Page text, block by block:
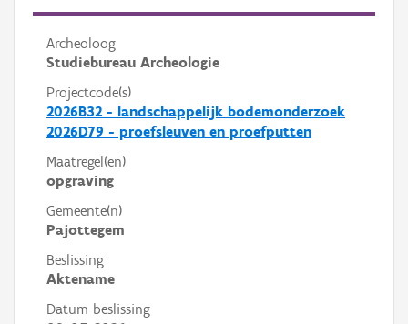
Archeoloog
Studiebureau Archeologie
Projectcode(s)
2026B32 - landschappelijk bodemonderzoek
2026D79 - proefsleuven en proefputten
Maatregel(en)
opgraving
Gemeente(n)
Pajottegem
Beslissing
Aktename
Datum beslissing